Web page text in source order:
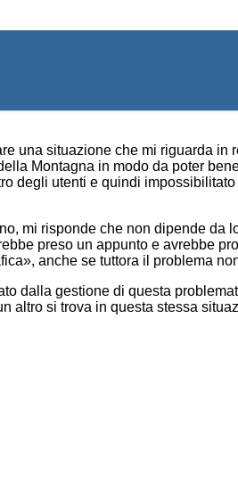
una situazione che mi riguarda in
Montagna in modo da poter
degli utenti e quindi
mi risponde che non dipende
preso un appunto e avrebbe
anche se tuttora il problema
dalla gestione di questa
altro si trova in questa stessa